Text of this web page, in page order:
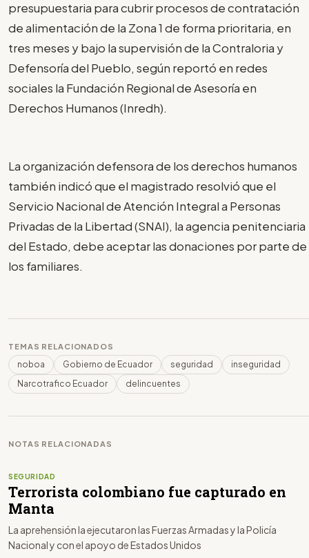
presupuestaria para cubrir procesos de contratación
de alimentación de la Zona 1 de forma prioritaria, en
tres meses y bajo la supervisión de la Contraloria y
Defensoría del Pueblo, según reportó en redes
sociales la Fundación Regional de Asesoría en
Derechos Humanos (Inredh).
La organización defensora de los derechos humanos
también indicó que el magistrado resolvió que el
Servicio Nacional de Atención Integral a Personas
Privadas de la Libertad (SNAI), la agencia penitenciaria
del Estado, debe aceptar las donaciones por parte de
los familiares.
TEMAS RELACIONADOS
noboa Gobierno de Ecuador seguridad
inseguridad
Narcotrafico Ecuador
delincuentes
NOTAS RELACIONADAS
SEGURIDAD
Terrorista colombiano fue capturado en
Manta
La aprehensión la ejecutaron las Fuerzas Armadas y la Policía
Nacional y con el apoyo de Estados Unidos